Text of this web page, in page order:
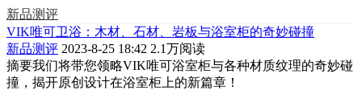
新品测评
VIK唯可卫浴：木材、石材、岩板与浴室柜的奇妙碰撞
新品测评 2023-8-25 18:42 2.1万阅读
摘要我们将带您领略VIK唯可浴室柜与各种材质纹理的奇妙碰
撞，揭开原创设计在浴室柜上的新篇章！